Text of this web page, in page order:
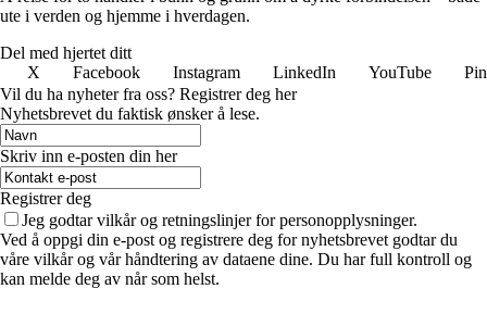
ute i verden og hjemme i hverdagen.
Del med hjertet ditt
X
Facebook Instagram LinkedIn YouTube
Vil du ha nyheter fra oss? Registrer deg her
Nyhetsbrevet du faktisk ønsker å lese.
Skriv inn e-posten din her
Registrer deg
Jeg godtar vilkår og retningslinjer for personopplysninger.
Ved å oppgi din e-post og registrere deg for nyhetsbrevet godtar du
våre vilkår og vår håndtering av dataene dine. Du har full kontroll og
kan melde deg av når som helst.